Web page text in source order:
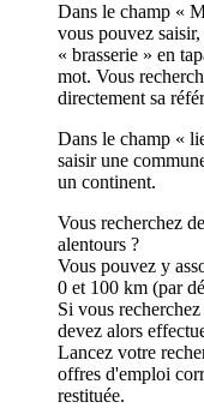
Dans le champ «
vous pouvez
« brasserie » en
mot. Vous
directement sa
Dans le champ «
saisir une
un continent.
Vous recherchez
alentours ?
Vous pouvez y
0 et 100 km (par
Si vous
devez alors
Lancez votre
offres d'emploi
restituée.